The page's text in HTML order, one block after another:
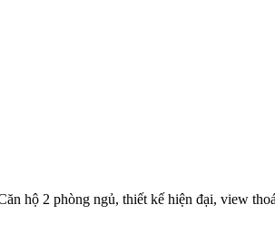
hộ 2 phòng ngủ, thiết kế hiện đại, view